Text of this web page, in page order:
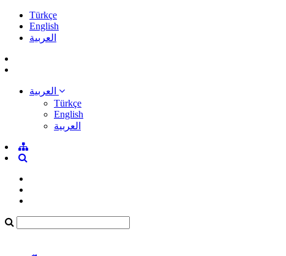
Türkçe
English
العربية
Türkçe
English
العربية